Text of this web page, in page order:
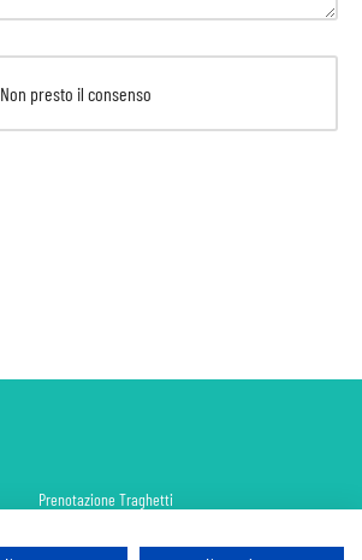
Non presto il consenso
Prenotazione Traghetti